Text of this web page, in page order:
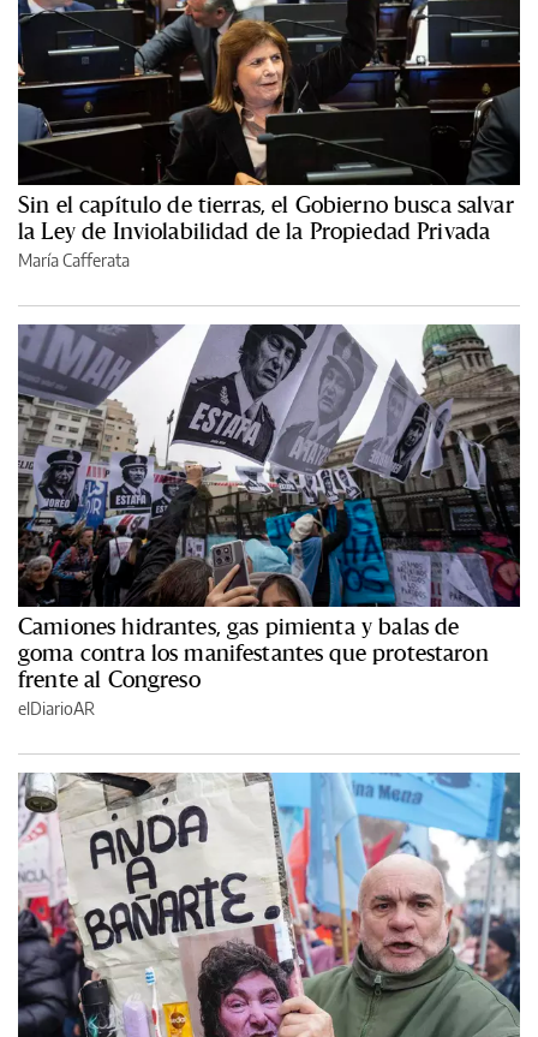
Sin el capítulo de tierras, el Gobierno busca salvar
la Ley de Inviolabilidad de la Propiedad Privada
María Cafferata
Camiones hidrantes, gas pimienta y balas de
goma contra los manifestantes que protestaron
frente al Congreso
elDiarioAR